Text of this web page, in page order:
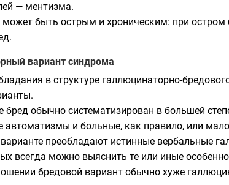
— ментизма.
быть острым и хроническим: при
вариант синдрома
в структуре галлюцинаторно-
бред обычно систематизирован в большей
автоматизмы и больные, как правило, или
преобладают истинные вербальные
всегда можно выяснить те или иные
бредовой вариант обычно хуже